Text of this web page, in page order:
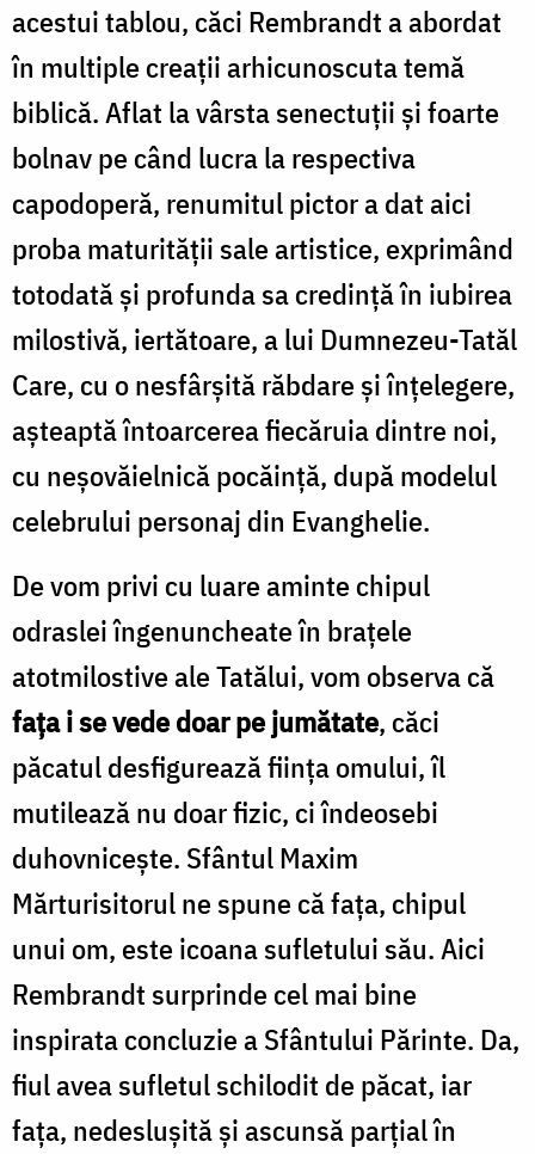
acestui tablou, căci Rembrandt a abordat
în multiple creații arhicunoscuta temă
biblică. Aflat la vârsta senectuții și foarte
bolnav pe când lucra la respectiva
capodoperă, renumitul pictor a dat aici
proba maturității sale artistice, exprimând
totodată și profunda sa credință în iubirea
milostivă, iertătoare, a lui Dumnezeu-Tatăl
Care, cu o nesfârşită răbdare și înțelegere,
așteaptă întoarcerea fiecăruia dintre noi,
cu neșovăielnică pocăință, după modelul
celebrului personaj din Evanghelie.
De vom privi cu luare aminte chipul
odraslei îngenuncheate în brațele
atotmilostive ale Tatălui, vom observa că
fața i se vede doar pe jumătate, căci
păcatul desfigurează ființa omului, îl
mutilează nu doar fizic, ci îndeosebi
duhovnicește. Sfântul Maxim
Mărturisitorul ne spune că fața, chipul
unui om, este icoana sufletului său. Aici
Rembrandt surprinde cel mai bine
inspirata concluzie a Sfântului Părinte. Da,
fiul avea sufletul schilodit de păcat, iar
fața, nedeslușită și ascunsă parțial în